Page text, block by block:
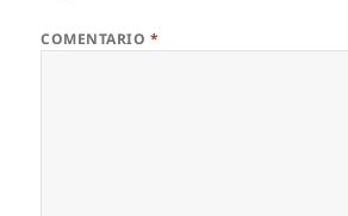
COMENTARIO *